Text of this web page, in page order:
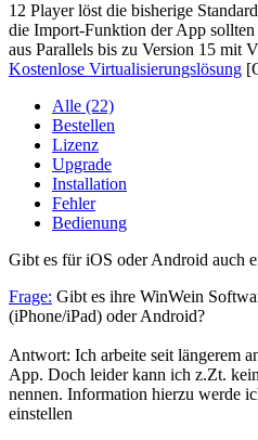
12 Player löst die bisherige
die Import-Funktion der App
aus Parallels bis zu Version 15 mit
Kostenlose Virtualisierungslösung
Alle (22)
Bestellen
Lizenz
Upgrade
Installation
Fehler
Bedienung
Gibt es für iOS oder Android auch
Frage: Gibt es ihre WinWein
(iPhone/iPad) oder Android?
Antwort: Ich arbeite seit längerem
App. Doch leider kann ich z.Zt.
nennen. Information hierzu werde
einstellen